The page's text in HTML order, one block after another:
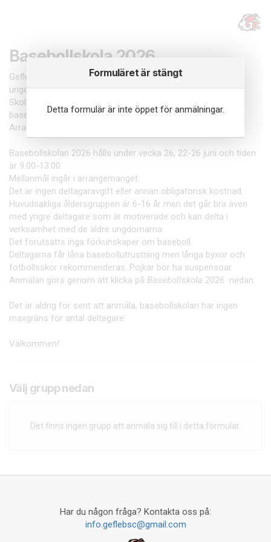
Formuläret är stängt
Detta formulär är inte öppet för anmälningar.
Basebollskola 2026
Gefle Baseboll Club arrangerar varje år en basebollskola för
ungdomar.
Skolan är mycket uppskattad och ett bra sätt att börja med
baseboll.
Arrangemanget sker i samarbete med Gävle Kommun.
Basebollskolan 2026 hålls under vecka 26, 22-26 juni och tiden
är 9.00-13.00.
Mellanmål ingår i arrangemanget.
Det är ingen deltagaravgift eller annan obligatorisk kostnad.
Huvudsakliga åldersgruppen är 6-16 år men det går bra även
med yngre deltagare som är motiverade och kan delta i
verksamhet med de äldre ungdomarna.
Det förutsätts inga förkunskaper om baseboll.
Deltagarna får låna basebollutrustning men långa byxor och
fotbollsskor rekommenderas. Pojkar bör ha suspensoar.
Anmälan görs genom att klicka på Basebollskola 2026 nedan.
Det är aldrig för sent att anmäla, basebollskolan har ingen
maxgräns för antal deltagare.
Välkommen!
Välj grupp nedan
Det finns ingen grupp att anmäla sig till i detta formulär.
Har du någon fråga? Kontakta oss på:
info.geflebsc@gmail.com